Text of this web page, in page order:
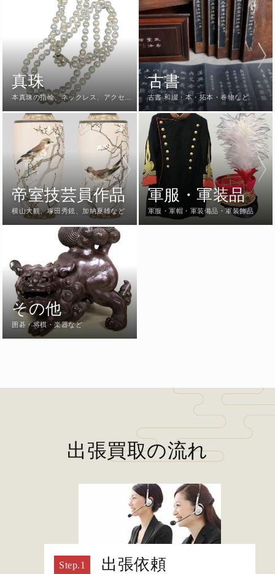
真珠
本真珠の指輪、ネックレス、アクセサ
古書
古書 和綴・本・拓本・巻物など
帝室技芸員作品
横山大観、塚田秀鏡、加納夏雄など
軍服・軍装品
軍服・軍帽・軍装備品・軍装飾品
その他
囲碁・将棋・楽器など
出張買取の流れ
出張依頼